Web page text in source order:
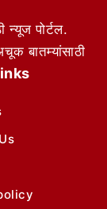
न्यूज पोर्टल.
बातम्यांसाठी